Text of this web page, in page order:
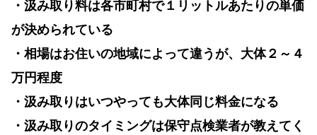
・汲み取り料は各市町村で１リットルあたりの単価
が決められている
・相場はお住いの地域によって違うが、大体２～４
万円程度
・汲み取りはいつやっても大体同じ料金になる
・汲み取りのタイミングは保守点検業者が教えてく